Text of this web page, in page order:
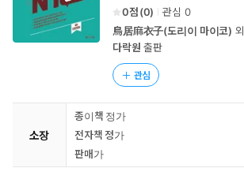
0 (0) 관심 0
鳥居麻衣子(도리이 마이코) 외
다락원 출판
관심
소장
종이책 정가
전자책 정가
판매가